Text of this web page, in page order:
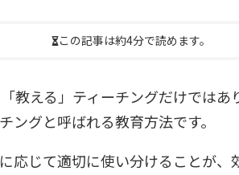
この記事は約4分で読めます。
教える」ティーチングだけでは
ングと呼ばれる教育方法です。
じて適切に使い分けることが、